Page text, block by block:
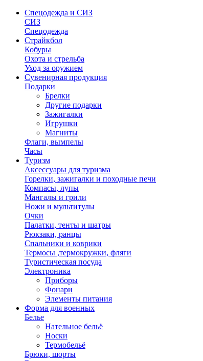
Спецодежда и СИЗ
СИЗ
Спецодежда
Страйкбол
Кобуры
Охота и стрельба
Уход за оружием
Сувенирная продукция
Подарки
Брелки
Другие подарки
Зажигалки
Игрушки
Магниты
Флаги, вымпелы
Часы
Туризм
Аксессуары для туризма
Горелки, зажигалки и походные печи
Компасы, лупы
Мангалы и грили
Ножи и мультитулы
Очки
Палатки, тенты и шатры
Рюкзаки, ранцы
Спальники и коврики
Термосы ,термокружки, фляги
Туристическая посуда
Электроника
Приборы
Фонари
Элементы питания
Форма для военных
Белье
Нательное бельё
Носки
Термобельё
Брюки, шорты